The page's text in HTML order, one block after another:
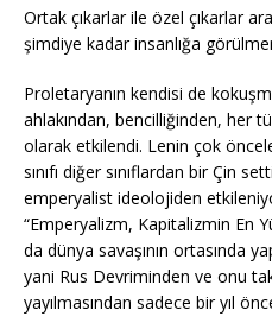
Ortak çıkarlar ile özel çıkarlar
şimdiye kadar insanlığa
Proletaryanın kendisi de
ahlakından, bencilliğinden, her
olarak etkilendi. Lenin çok
sınıfı diğer sınıflardan bir Çin
emperyalist ideolojiden
“Emperyalizm, Kapitalizmin En
da dünya savaşının ortasında
yani Rus Devriminden ve onu
yayılmasından sadece bir yıl